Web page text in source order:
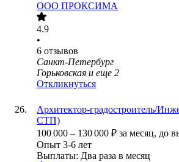
ООО ПРОКСИМА
4.9
•
6 отзывов
Санкт-Петербург
Горьковская и еще 2
Откликнуться
Архитектор-градостроитель/
СТП)
100 000 – 130 000 ₽ за месяц, до
Опыт 3-6 лет
Выплаты: Два раза в месяц